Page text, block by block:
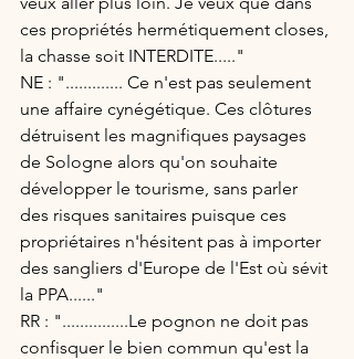
ces propriétés hermétiquement closes,
la chasse soit INTERDITE....."
NE : "............. Ce n'est pas seulement
une affaire cynégétique. Ces clôtures
détruisent les magnifiques paysages
de Sologne alors qu'on souhaite
développer le tourisme, sans parler
des risques sanitaires puisque ces
propriétaires n'hésitent pas à importer
des sangliers d'Europe de l'Est où sévit
la PPA......"
RR : "...............Le pognon ne doit pas
confisquer le bien commun qu'est la